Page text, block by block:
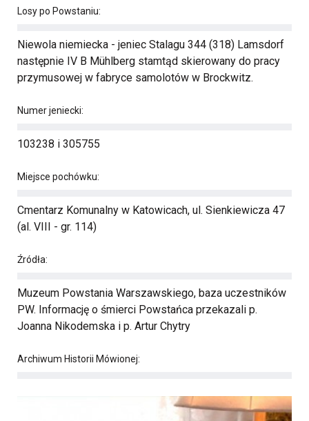
Losy po Powstaniu:
Niewola niemiecka - jeniec Stalagu 344 (318) Lamsdorf
następnie IV B Mühlberg stamtąd skierowany do pracy
przymusowej w fabryce samolotów w Brockwitz.
Numer jeniecki:
103238 i 305755
Miejsce pochówku:
Cmentarz Komunalny w Katowicach, ul. Sienkiewicza 47
(al. VIII - gr. 114)
Źródła:
Muzeum Powstania Warszawskiego, baza uczestników
PW. Informację o śmierci Powstańca przekazali p.
Joanna Nikodemska i p. Artur Chytry
Archiwum Historii Mówionej: